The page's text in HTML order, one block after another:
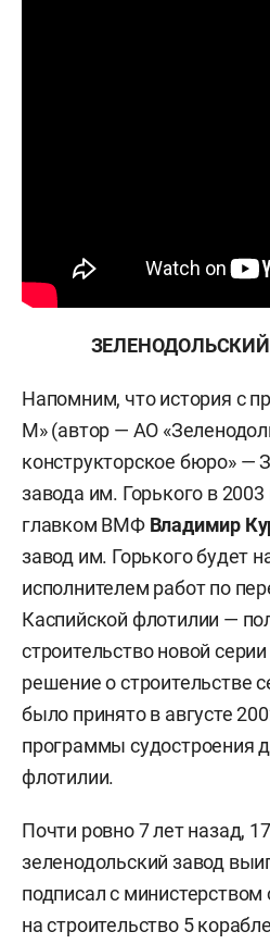
Напомним, что история с
М» (автор — АО
конструкторское бюро» —
завода им. Горького в
главком ВМФ Владимир
завод им. Горького будет
исполнителем работ по
Каспийской флотилии —
строительство новой
решение о строительстве
было принято в августе
программы судостроения
флотилии.
Почти ровно 7 лет назад,
зеленодольский завод
подписал с
на строительство 5